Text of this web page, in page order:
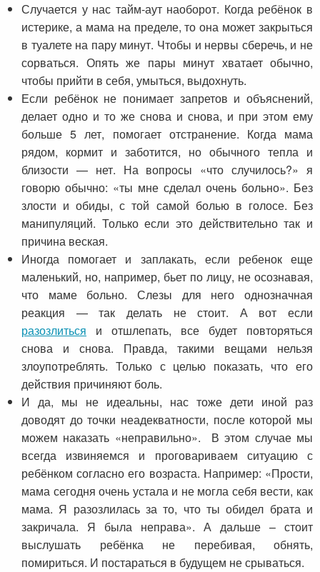
Случается у нас тайм-аут наоборот. Когда ребёнок в
истерике, а мама на пределе, то она может закрыться
в туалете на пару минут. Чтобы и нервы сберечь, и не
сорваться. Опять же пары минут хватает обычно,
чтобы прийти в себя, умыться, выдохнуть.
Если ребёнок не понимает запретов и объяснений,
делает одно и то же снова и снова, и при этом ему
больше 5 лет, помогает отстранение. Когда мама
рядом, кормит и заботится, но обычного тепла и
близости — нет. На вопросы «что случилось?» я
говорю обычно: «ты мне сделал очень больно». Без
злости и обиды, с той самой болью в голосе. Без
манипуляций. Только если это действительно так и
причина веская.
Иногда помогает и заплакать, если ребенок еще
маленький, но, например, бьет по лицу, не осознавая,
что маме больно. Слезы для него однозначная
реакция — так делать не стоит. А вот если
разозлиться и отшлепать, все будет повторяться
снова и снова. Правда, такими вещами нельзя
злоупотреблять. Только с целью показать, что его
действия причиняют боль.
И да, мы не идеальны, нас тоже дети иной раз
доводят до точки неадекватности, после которой мы
можем наказать «неправильно». В этом случае мы
всегда извиняемся и проговариваем ситуацию с
ребёнком согласно его возраста. Например: «Прости,
мама сегодня очень устала и не могла себя вести, как
мама. Я разозлилась за то, что ты обидел брата и
закричала. Я была неправа». А дальше – стоит
выслушать ребёнка не перебивая, обнять,
помириться. И постараться в будущем не срываться.